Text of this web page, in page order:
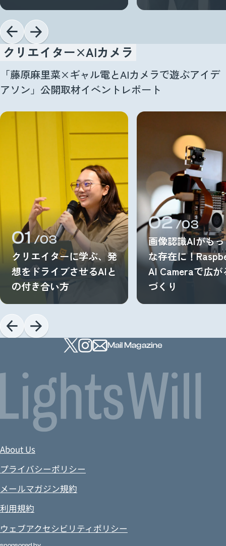
クリエイター×AIカメラ
「藤原麻里菜×ギャル電とAIカメラで遊ぶアイデ
アソン」公開取材イベントレポート
01 /03
クリエイターに学ぶ、発
想をドライブさせるAIと
の付き合い方
02 /03
画像認識AIがも
な存在に！
AI Cameraで広が
づくり
Mail Magazine
About Us
プライバシーポリシー
メールマガジン規約
利用規約
ウェブアクセシビリティポリシー